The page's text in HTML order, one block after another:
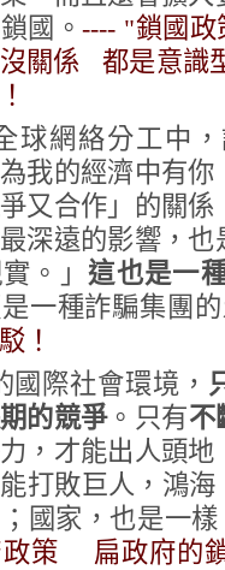
國。---- "鎖國
關係 都是意識
球網絡分工中
我的經濟中有
爭又合作」的關
深遠的影響，
。」這也是一
一種詐騙集團的
！
國際社會環境，
的競爭。只有不
，才能出人頭地
打敗巨人，鴻海
國家，也是一樣
政策 扁政府的